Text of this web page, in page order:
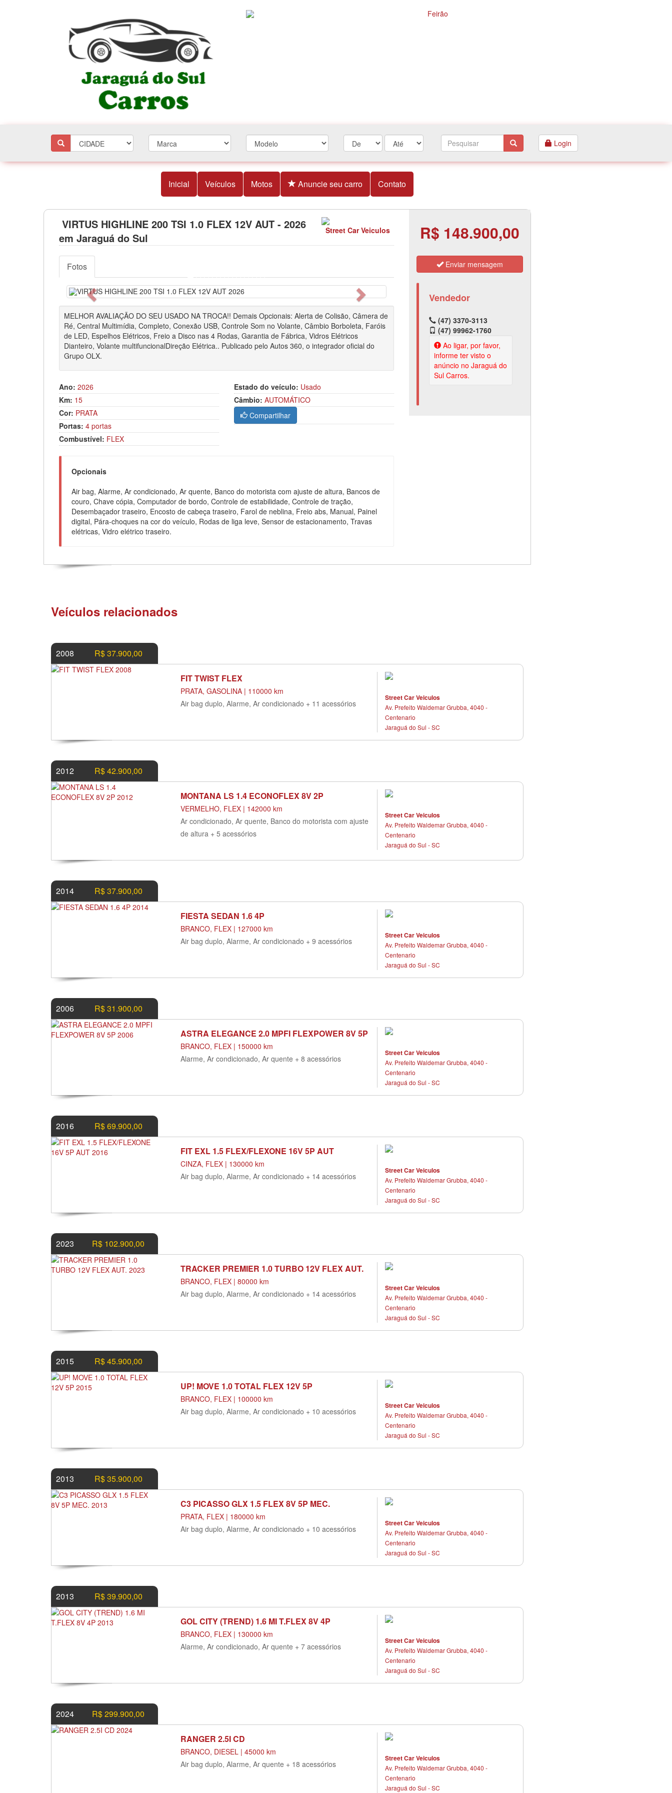
Login
Inicial Veículos Motos Anuncie seu carro Contato
VIRTUS HIGHLINE 200 TSI 1.0 FLEX 12V AUT - 2026
em Jaraguá do Sul
Street Car Veiculos
Fotos
Anterior Próximo
MELHOR AVALIAÇÃO DO SEU USADO NA TROCA!! Demais Opcionais: Alerta de Colisão, Câmera de
Ré, Central Multimídia, Completo, Conexão USB, Controle Som no Volante, Câmbio Borboleta, Faróis
de LED, Espelhos Elétricos, Freio a Disco nas 4 Rodas, Garantia de Fábrica, Vidros Elétricos
Dianteiro, Volante multifuncionalDireção Elétrica.. Publicado pelo Autos 360, o integrador oficial do
Grupo OLX.
Ano: 2026
Km: 15
Cor: PRATA
Portas: 4 portas
Combustível: FLEX
Estado do veículo: Usado
Câmbio: AUTOMÁTICO
Compartilhar
Opcionais
Air bag, Alarme, Ar condicionado, Ar quente, Banco do motorista com ajuste de altura, Bancos de
couro, Chave cópia, Computador de bordo, Controle de estabilidade, Controle de tração,
Desembaçador traseiro, Encosto de cabeça traseiro, Farol de neblina, Freio abs, Manual, Painel
digital, Pára-choques na cor do veículo, Rodas de liga leve, Sensor de estacionamento, Travas
elétricas, Vidro elétrico traseiro.
R$ 148.900,00
Enviar mensagem
Vendedor
(47) 3370-3113
(47) 99962-1760
Ao ligar, por favor,
informe ter visto o
anúncio no Jaraguá do
Sul Carros.
Veículos relacionados
2008 R$ 37.900,00
FIT TWIST FLEX
PRATA, GASOLINA | 110000 km
Air bag duplo, Alarme, Ar condicionado + 11 acessórios
Street Car Veiculos
Av. Prefeito Waldemar Grubba, 4040 -
Centenario
Jaraguá do Sul - SC
2012 R$ 42.900,00
MONTANA LS 1.4 ECONOFLEX 8V 2P
VERMELHO, FLEX | 142000 km
Ar condicionado, Ar quente, Banco do motorista com ajuste
de altura + 5 acessórios
Street Car Veiculos
Av. Prefeito Waldemar Grubba, 4040 -
Centenario
Jaraguá do Sul - SC
2014 R$ 37.900,00
FIESTA SEDAN 1.6 4P
BRANCO, FLEX | 127000 km
Air bag duplo, Alarme, Ar condicionado + 9 acessórios
Street Car Veiculos
Av. Prefeito Waldemar Grubba, 4040 -
Centenario
Jaraguá do Sul - SC
2006 R$ 31.900,00
ASTRA ELEGANCE 2.0 MPFI FLEXPOWER 8V 5P
BRANCO, FLEX | 150000 km
Alarme, Ar condicionado, Ar quente + 8 acessórios
Street Car Veiculos
Av. Prefeito Waldemar Grubba, 4040 -
Centenario
Jaraguá do Sul - SC
2016 R$ 69.900,00
FIT EXL 1.5 FLEX/FLEXONE 16V 5P AUT
CINZA, FLEX | 130000 km
Air bag duplo, Alarme, Ar condicionado + 14 acessórios
Street Car Veiculos
Av. Prefeito Waldemar Grubba, 4040 -
Centenario
Jaraguá do Sul - SC
2023 R$ 102.900,00
TRACKER PREMIER 1.0 TURBO 12V FLEX AUT.
BRANCO, FLEX | 80000 km
Air bag duplo, Alarme, Ar condicionado + 14 acessórios
Street Car Veiculos
Av. Prefeito Waldemar Grubba, 4040 -
Centenario
Jaraguá do Sul - SC
2015 R$ 45.900,00
UP! MOVE 1.0 TOTAL FLEX 12V 5P
BRANCO, FLEX | 100000 km
Air bag duplo, Alarme, Ar condicionado + 10 acessórios
Street Car Veiculos
Av. Prefeito Waldemar Grubba, 4040 -
Centenario
Jaraguá do Sul - SC
2013 R$ 35.900,00
C3 PICASSO GLX 1.5 FLEX 8V 5P MEC.
PRATA, FLEX | 180000 km
Air bag duplo, Alarme, Ar condicionado + 10 acessórios
Street Car Veiculos
Av. Prefeito Waldemar Grubba, 4040 -
Centenario
Jaraguá do Sul - SC
2013 R$ 39.900,00
GOL CITY (TREND) 1.6 MI T.FLEX 8V 4P
BRANCO, FLEX | 130000 km
Alarme, Ar condicionado, Ar quente + 7 acessórios
Street Car Veiculos
Av. Prefeito Waldemar Grubba, 4040 -
Centenario
Jaraguá do Sul - SC
2024 R$ 299.900,00
RANGER 2.5I CD
BRANCO, DIESEL | 45000 km
Air bag duplo, Alarme, Ar quente + 18 acessórios
Street Car Veiculos
Av. Prefeito Waldemar Grubba, 4040 -
Centenario
Jaraguá do Sul - SC